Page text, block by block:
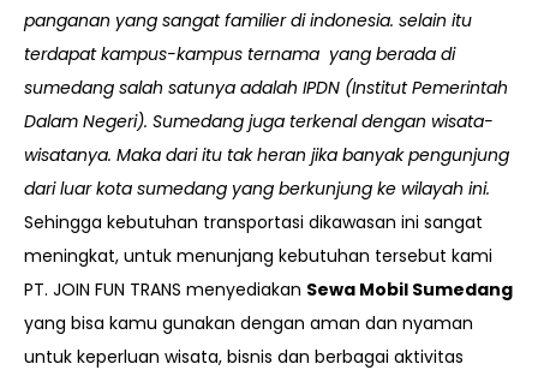
panganan yang sangat familier di indonesia. selain itu
terdapat kampus-kampus ternama yang berada di
sumedang salah satunya adalah IPDN (Institut Pemerintah
Dalam Negeri). Sumedang juga terkenal dengan wisata-
wisatanya. Maka dari itu tak heran jika banyak pengunjung
dari luar kota sumedang yang berkunjung ke wilayah ini.
Sehingga kebutuhan transportasi dikawasan ini sangat
meningkat, untuk menunjang kebutuhan tersebut kami
PT. JOIN FUN TRANS menyediakan Sewa Mobil Sumedang
yang bisa kamu gunakan dengan aman dan nyaman
untuk keperluan wisata, bisnis dan berbagai aktivitas